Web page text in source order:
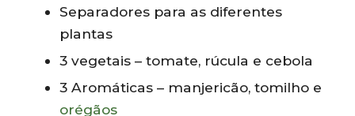
Separadores para as diferentes
plantas
3 vegetais – tomate, rúcula e cebola
3 Aromáticas – manjericão, tomilho e
orégãos